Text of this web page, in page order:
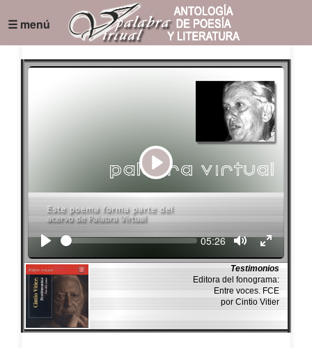
☰ menú
Play
Seek Current
05:26
Testimonios
Editora del fonograma:
Entre voces. FCE
por Cintio Vitier